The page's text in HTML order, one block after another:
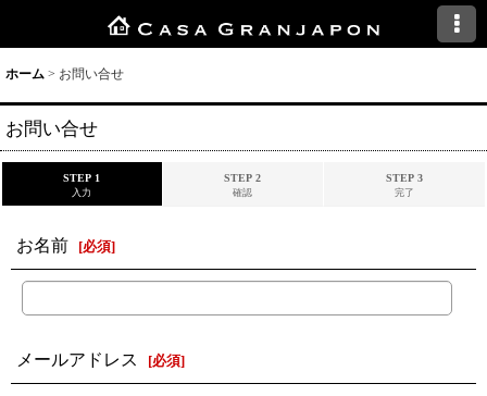
ホーム > お問い合せ
お問い合せ
STEP 1
入力
STEP 2
確認
STEP 3
完了
お名前 [必須]
メールアドレス [必須]